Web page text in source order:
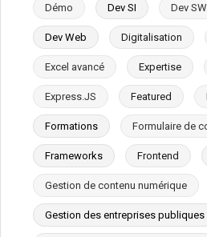
Démo Dev SI Dev
Dev Web Digitalisation
Excel avancé Expertise
Express.JS Featured
Formations Formulaire de
Frameworks Frontend
Gestion de contenu numérique
Gestion des entreprises publiques